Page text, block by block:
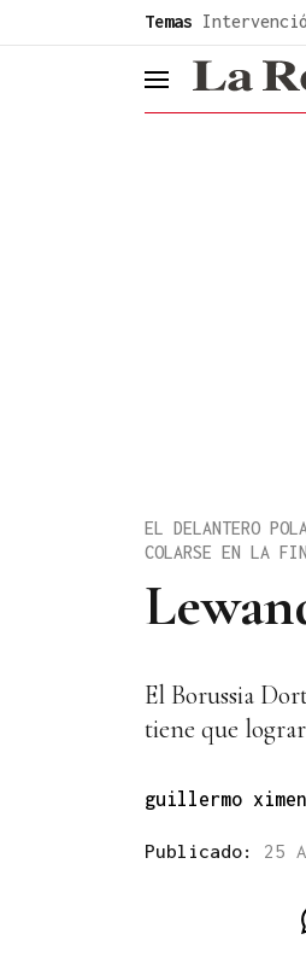
Temas
header.menu.open
EL DELANTERO
COLARSE EN LA
El Borussia
tiene que
guillermo
Publicado: 25